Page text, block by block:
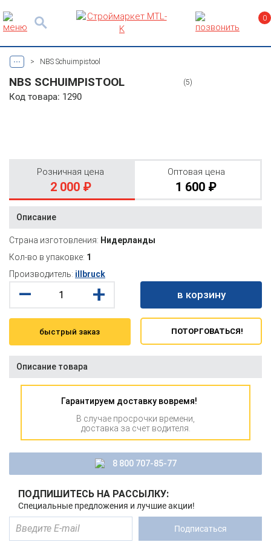
0
... > NBS Schuimpistool
NBS SCHUIMPISTOOL (5)
Код товара: 1290
Розничная цена
2 000 ₽
Оптовая цена
1 600 ₽
Описание
Страна изготовления: Нидерланды
Кол-во в упаковке: 1
Производитель: illbruck
– + в корзину
быстрый заказ ПОТОРГОВАТЬСЯ!
Описание товара
Гарантируем доставку вовремя!
В случае просрочки времени,
доставка за счет водителя.
8 800 707-85-77
ПОДПИШИТЕСЬ НА РАССЫЛКУ:
Специальные предложения и лучшие акции!
Подписаться